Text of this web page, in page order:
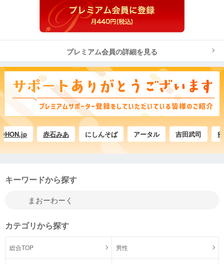
プレミアム会員の詳細を見る
赤石みあ にしんそば アータル 吉田武司 疾風
キーワードから探す
カテゴリから探す
総合TOP 男性